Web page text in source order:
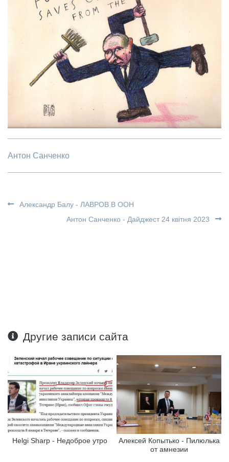
Антон Санченко
Александр Балу - ЛАВРОВ В ООН
Антон Санченко - Дайджест 24 квітня 2023
Другие записи сайта
Helgi Sharp - Недоброе утро
Алексей Копытько - Пилюлька
от амнезии